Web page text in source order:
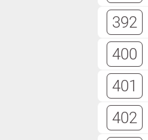
392
400
401
402